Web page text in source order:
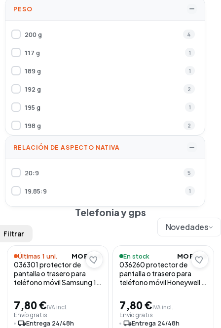
Transparente
5200 mAh
PESO
200 g 4
117 g 1
189 g 1
192 g 2
195 g 1
198 g 2
240 g
1
1
215 g 1
12 g 1
RELACIÓN DE ASPECTO NATIVA
20:9 5
19.85:9 1
Telefonia y gps
Filtrar
Novedades
Últimas 1 uni. MOBILIS
036301 protector de
pantalla o trasero para
teléfono móvil Samsung 1
7,80 €IVA incl.
Envío gratis
local_shippingEntrega 24/48h
En stock MOBILIS
036260 protector de
pantalla o trasero para
teléfono móvil Honeywell 1
7,80 €IVA incl.
Envío gratis
local_shippingEntrega 24/48h